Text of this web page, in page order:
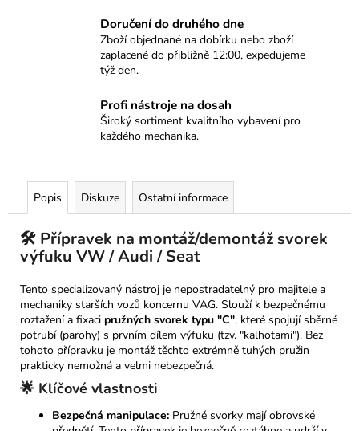
Doručení do druhého dne
Zboží objednané na dobírku nebo zboží
zaplacené do přibližně 12:00, expedujeme
týž den.
Profi nástroje na dosah
Široký sortiment kvalitního vybavení pro
každého mechanika.
Popis Diskuze Ostatní informace
🛠️ Přípravek na montáž/demontáž svorek
výfuku VW / Audi / Seat
Tento specializovaný nástroj je nepostradatelný pro majitele a
mechaniky starších vozů koncernu VAG. Slouží k bezpečnému
roztažení a fixaci pružných svorek typu "C", které spojují sběrné
potrubí (parohy) s prvním dílem výfuku (tzv. "kalhotami"). Bez
tohoto přípravku je montáž těchto extrémně tuhých pružin
prakticky nemožná a velmi nebezpečná.
🌟 Klíčové vlastnosti
Bezpečná manipulace: Pružné svorky mají obrovské